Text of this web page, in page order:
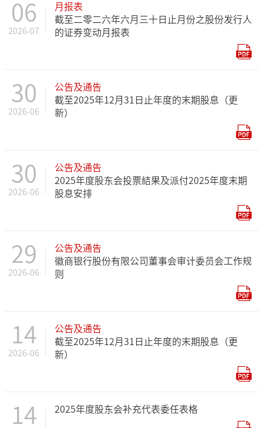
06
2026-07
月报表
截至二零二六年六月三十日止月份之股份发行人
的证券变动月报表
30
2026-06
公告及通告
截至2025年12月31日止年度的末期股息（更
新）
30
2026-06
公告及通告
2025年度股东会投票結果及派付2025年度末期
股息安排
29
2026-06
公告及通告
徽商银行股份有限公司董事会审计委员会工作规
则
14
2026-06
公告及通告
截至2025年12月31日止年度的末期股息（更
新）
14 2025年度股东会补充代表委任表格